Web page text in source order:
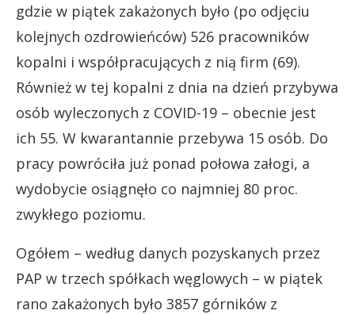
gdzie w piątek zakażonych było (po odjęciu
kolejnych ozdrowieńców) 526 pracowników
kopalni i współpracujących z nią firm (69).
Również w tej kopalni z dnia na dzień przybywa
osób wyleczonych z COVID-19 – obecnie jest
ich 55. W kwarantannie przebywa 15 osób. Do
pracy powróciła już ponad połowa załogi, a
wydobycie osiągnęło co najmniej 80 proc.
zwykłego poziomu.
Ogółem – według danych pozyskanych przez
PAP w trzech spółkach węglowych – w piątek
rano zakażonych było 3857 górników z